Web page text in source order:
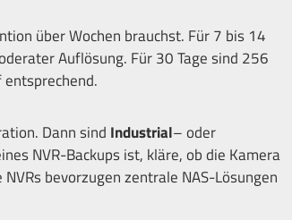
über Wochen brauchst. Für 7 bis 14
Auflösung. Für 30 Tage sind 256
Dann sind Industrial– oder
NVR-Backups ist, kläre, ob die Kamera
bevorzugen zentrale NAS-Lösungen